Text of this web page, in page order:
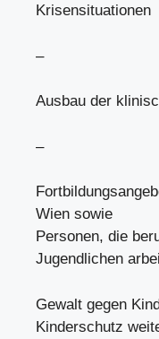
Krisensituationen
–
Ausbau der
–
Wien sowie
Personen, die
Jugendlichen
Gewalt gegen
Kinderschutz